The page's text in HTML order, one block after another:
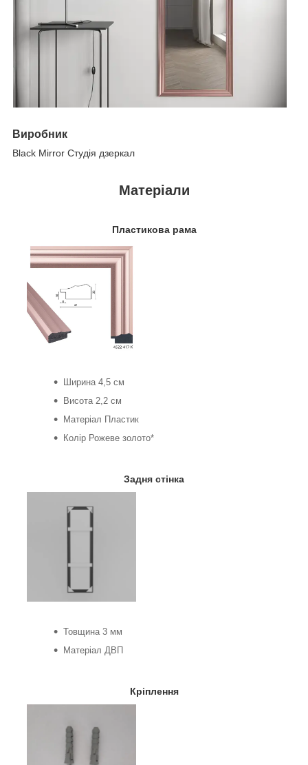
Виробник
Black Mirror Студія дзеркал
Матеріали
Пластикова рама
Ширина 4,5 см
Висота 2,2 см
Матеріал Пластик
Колір Рожеве золото*
Задня стінка
Товщина 3 мм
Матеріал ДВП
Кріплення